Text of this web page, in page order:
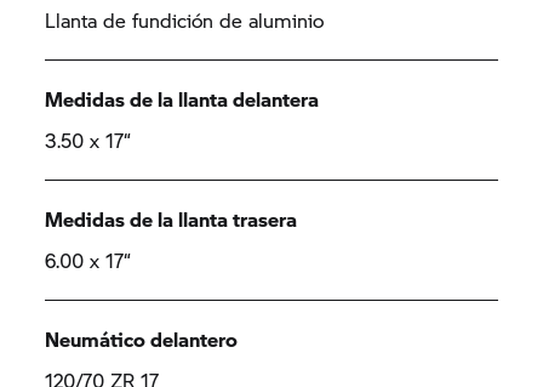
Llanta de fundición de aluminio
Medidas de la llanta delantera
3.50 x 17“
Medidas de la llanta trasera
6.00 x 17“
Neumático delantero
120/70 ZR 17